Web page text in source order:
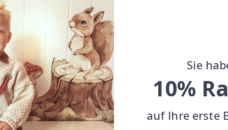
Dubai Stadtlandschaft
Special
Price
11,00 CHF Special
11,00 CHF
Sie
10%
auf Ihre erste